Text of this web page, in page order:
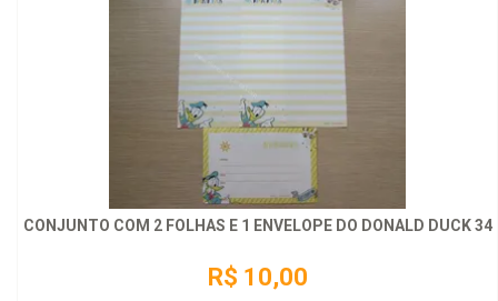
CONJUNTO COM 2 FOLHAS E 1 ENVELOPE DO DONALD DUCK 34
R$ 10,00